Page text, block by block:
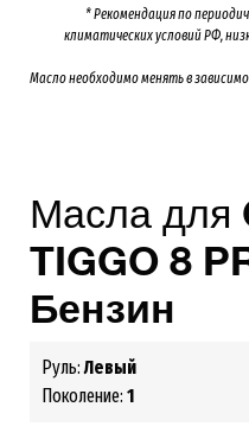
* Рекомендация по
климатических условий РФ,
Масло необходимо менятьв
Масла для
TIGGO 8
Бензин
Руль:Левый
Поколение: 1